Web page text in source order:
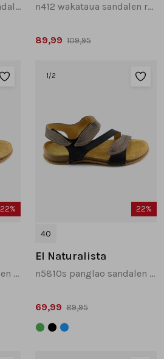
Jazz Vaienna 62233 sandalen grijs n412 wakataua sandalen rood
89,99 109,95
22%
n5810s panglao sandalen groen combinatie
1 /2
22%
40
El Naturalista
n5810s panglao sandalen zwart combinatie
69,99 89,95